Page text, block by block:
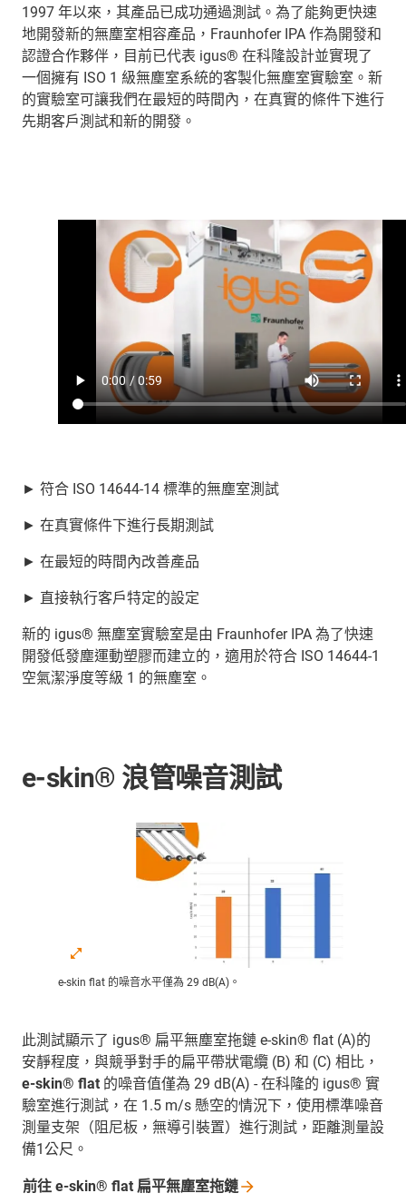
1997 年以來，其產品已成功通過測試。為了能夠更快速
地開發新的無塵室相容產品，Fraunhofer IPA 作為開發和
認證合作夥伴，目前已代表 igus® 在科隆設計並實現了
一個擁有 ISO 1 級無塵室系統的客製化無塵室實驗室。新
的實驗室可讓我們在最短的時間內，在真實的條件下進行
先期客戶測試和新的開發。
► 符合 ISO 14644-14 標準的無塵室測試
► 在真實條件下進行長期測試
► 在最短的時間內改善產品
► 直接執行客戶特定的設定
新的 igus® 無塵室實驗室是由 Fraunhofer IPA 為了快速
開發低發塵運動塑膠而建立的，適用於符合 ISO 14644-1
空氣潔淨度等級 1 的無塵室。
e-skin® 浪管噪音測試
e-skin flat 的噪音水平僅為 29 dB(A)。
此測試顯示了 igus® 扁平無塵室拖鏈 e-skin® flat (A)的
安靜程度，與競爭對手的扁平帶狀電纜 (B) 和 (C) 相比，
e-skin® flat 的噪音值僅為 29 dB(A) - 在科隆的 igus® 實
驗室進行測試，在 1.5 m/s 懸空的情況下，使用標準噪音
測量支架（阻尼板，無導引裝置）進行測試，距離測量設
備1公尺。
前往 e-skin® flat 扁平無塵室拖鏈